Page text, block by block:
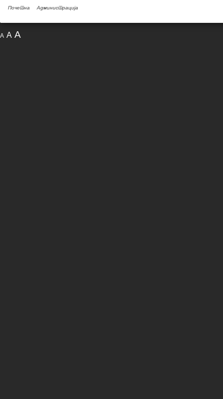
Почетна Администрација
A A A